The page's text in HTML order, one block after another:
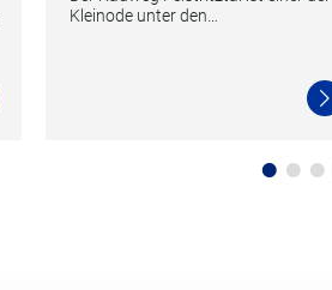
Kleinode unter den…